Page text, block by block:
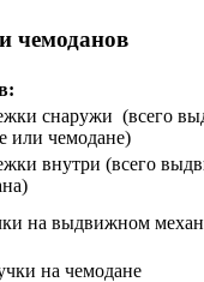
чемоданов
снаружи (всего
или чемодане)
внутри (всего
на выдвижном
на чемодане